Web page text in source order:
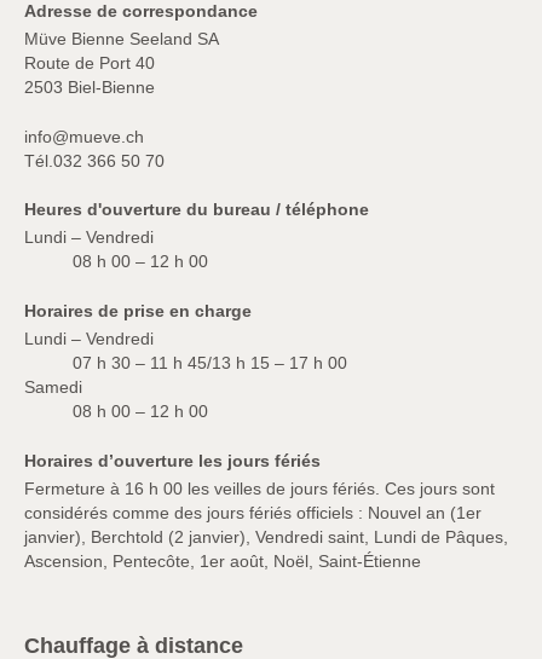
Adresse de correspondance
Müve Bienne Seeland SA
Route de Port 40
2503 Biel-Bienne
info@mueve.ch
Tél. 032 366 50 70
Heures d'ouverture du bureau / téléphone
Lundi – Vendredi
08 h 00 – 12 h 00
Horaires de prise en charge
Lundi – Vendredi
07 h 30 – 11 h 45/13 h 15 – 17 h 00
Samedi
08 h 00 – 12 h 00
Horaires d’ouverture les jours fériés
Fermeture à 16 h 00 les veilles de jours fériés. Ces jours sont
considérés comme des jours fériés officiels : Nouvel an (1er
janvier), Berchtold (2 janvier), Vendredi saint, Lundi de Pâques,
Ascension, Pentecôte, 1er août, Noël, Saint-Étienne
Chauffage à distance